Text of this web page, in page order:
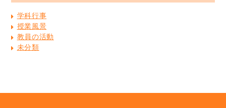
学科行事
授業風景
教員の活動
未分類